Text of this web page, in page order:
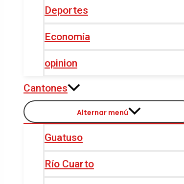
Deportes
Economía
opinion
Cantones
Alternar menú
Guatuso
Río Cuarto